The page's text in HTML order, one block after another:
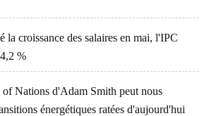
la croissance des salaires en mai, l'IPC
%
Nations d'Adam Smith peut nous
énergétiques ratées d'aujourd'hui